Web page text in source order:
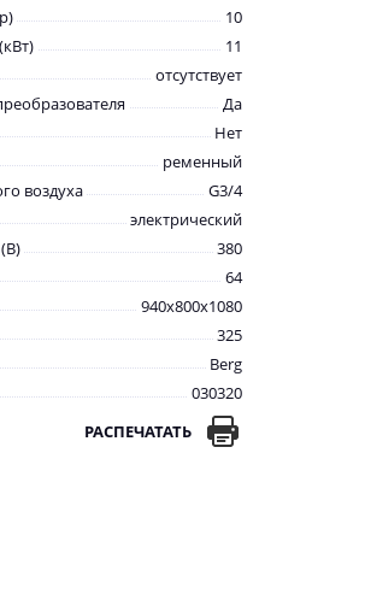
10
11
отсутствует
Да
Нет
ременный
воздуха
G3/4
электрический
380
64
940x800x1080
325
Berg
030320
РАСПЕЧАТАТЬ